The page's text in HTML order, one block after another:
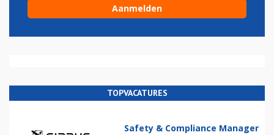
TOPVACATURES
Safety & Compliance Manager